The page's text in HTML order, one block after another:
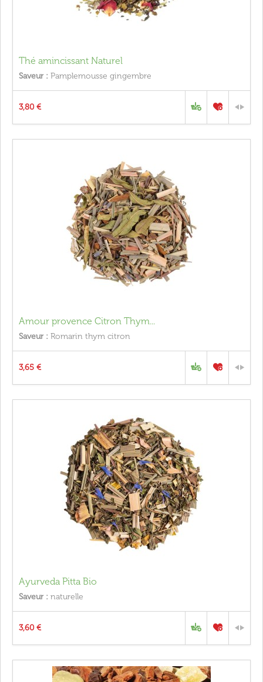
Thé amincissant Naturel
Saveur : Pamplemousse gingembre
3,80 €
Amour provence Citron Thym...
Saveur : Romarin thym citron
3,65 €
Ayurveda Pitta Bio
Saveur : naturelle
3,60 €